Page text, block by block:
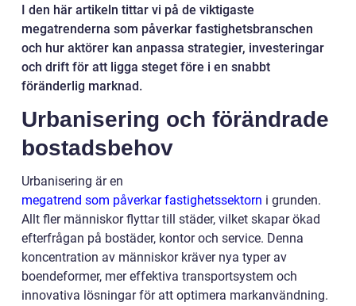
I den här artikeln tittar vi på de viktigaste
megatrenderna som påverkar fastighetsbranschen
och hur aktörer kan anpassa strategier, investeringar
och drift för att ligga steget före i en snabbt
föränderlig marknad.
Urbanisering och förändrade
bostadsbehov
Urbanisering är en
megatrend som påverkar fastighetssektorn i grunden.
Allt fler människor flyttar till städer, vilket skapar ökad
efterfrågan på bostäder, kontor och service. Denna
koncentration av människor kräver nya typer av
boendeformer, mer effektiva transportsystem och
innovativa lösningar för att optimera markanvändning.